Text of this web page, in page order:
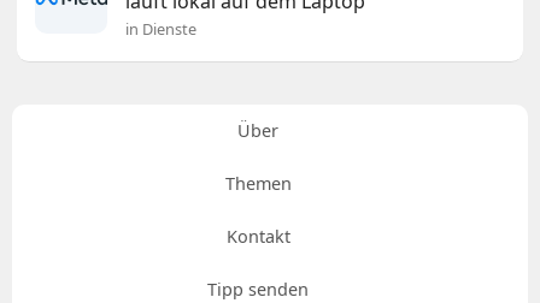
in Dienste
Über
Themen
Kontakt
Tipp senden